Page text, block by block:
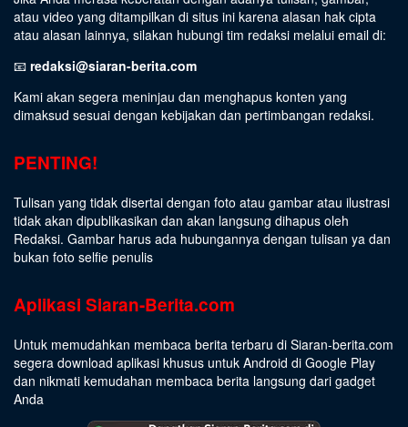
atau video yang ditampilkan di situs ini karena alasan hak cipta
atau alasan lainnya, silakan hubungi tim redaksi melalui email di:
📧 redaksi@siaran-berita.com
Kami akan segera meninjau dan menghapus konten yang
dimaksud sesuai dengan kebijakan dan pertimbangan redaksi.
PENTING!
Tulisan yang tidak disertai dengan foto atau gambar atau ilustrasi
tidak akan dipublikasikan dan akan langsung dihapus oleh
Redaksi. Gambar harus ada hubungannya dengan tulisan ya dan
bukan foto selfie penulis
Aplikasi Siaran-Berita.com
Untuk memudahkan membaca berita terbaru di Siaran-berita.com
segera download aplikasi khusus untuk Android di Google Play
dan nikmati kemudahan membaca berita langsung dari gadget
Anda